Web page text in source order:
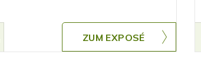
ZUM EXPOSÉ